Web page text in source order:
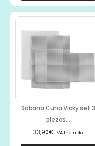
Sábana Cuna Vicky set 3
piezas...
33,90€ IVA Incluido